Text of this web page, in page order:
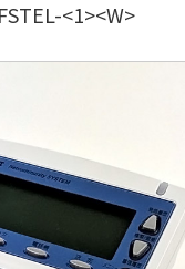
<1><W>